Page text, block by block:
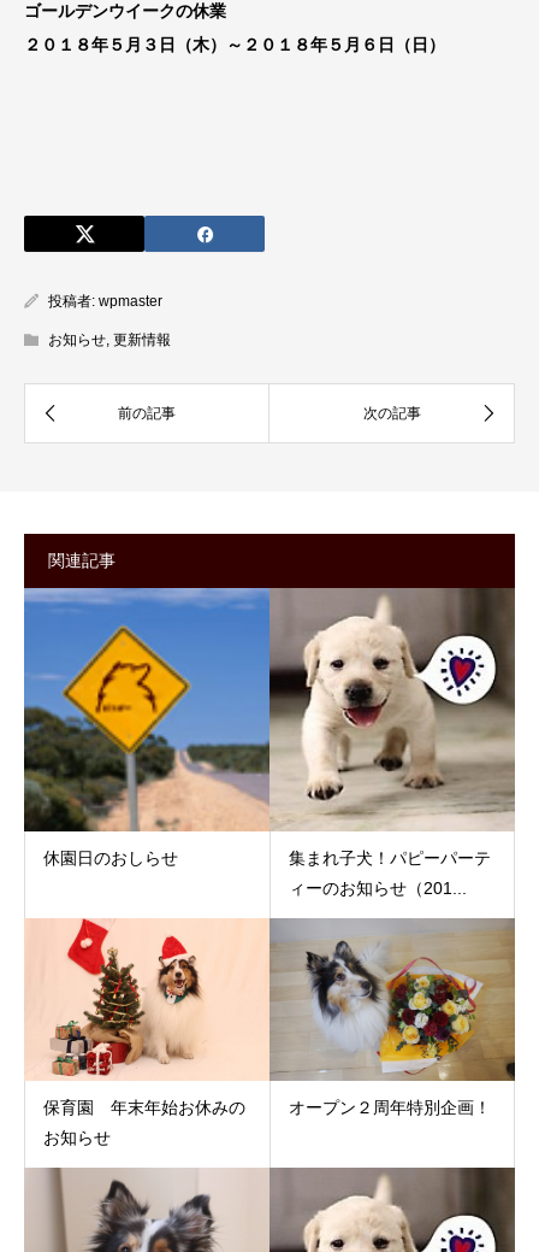
ゴールデンウイークの休業
２０１８年５月３日（木）～２０１８年５月６日（日）
投稿者: wpmaster
お知らせ, 更新情報
関連記事
休園日のおしらせ
集まれ子犬！パピーパーテ
ィーのお知らせ（201...
保育園 年末年始お休みの
お知らせ
オープン２周年特別企画！